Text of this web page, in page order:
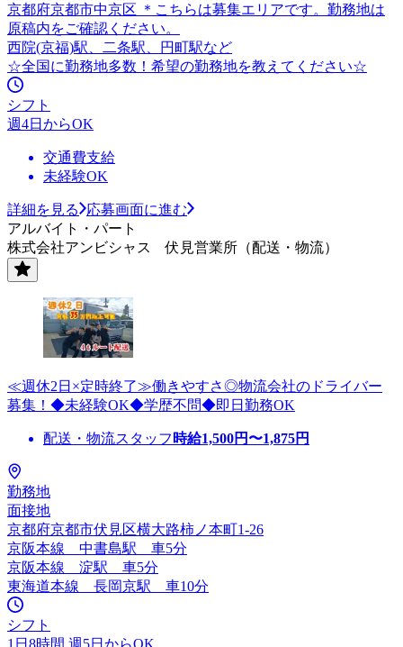
京都府京都市中京区 ＊こちらは募集エリアです。勤務地は
原稿内をご確認ください。
西院(京福)駅、二条駅、円町駅など
☆全国に勤務地多数！希望の勤務地を教えてください☆
シフト
週4日からOK
交通費支給
未経験OK
詳細を見る
応募画面に進む
アルバイト・パート
株式会社アンビシャス 伏見営業所（配送・物流）
≪週休2日×定時終了≫働きやすさ◎物流会社のドライバー
募集！◆未経験OK◆学歴不問◆即日勤務OK
配送・物流スタッフ 時給1,500円〜1,875円
勤務地
面接地
京都府京都市伏見区横大路柿ノ本町1‐26
京阪本線 中書島駅 車5分
京阪本線 淀駅 車5分
東海道本線 長岡京駅 車10分
シフト
1日8時間 週5日からOK